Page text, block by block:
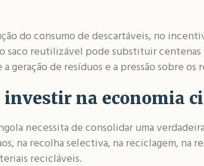
do consumo de descartáveis, no
reutilizável pode substituir centenas
de resíduos e a pressão sobre os
investir na economia
necessita de consolidar uma
na recolha selectiva, na reciclagem, na
recicláveis.